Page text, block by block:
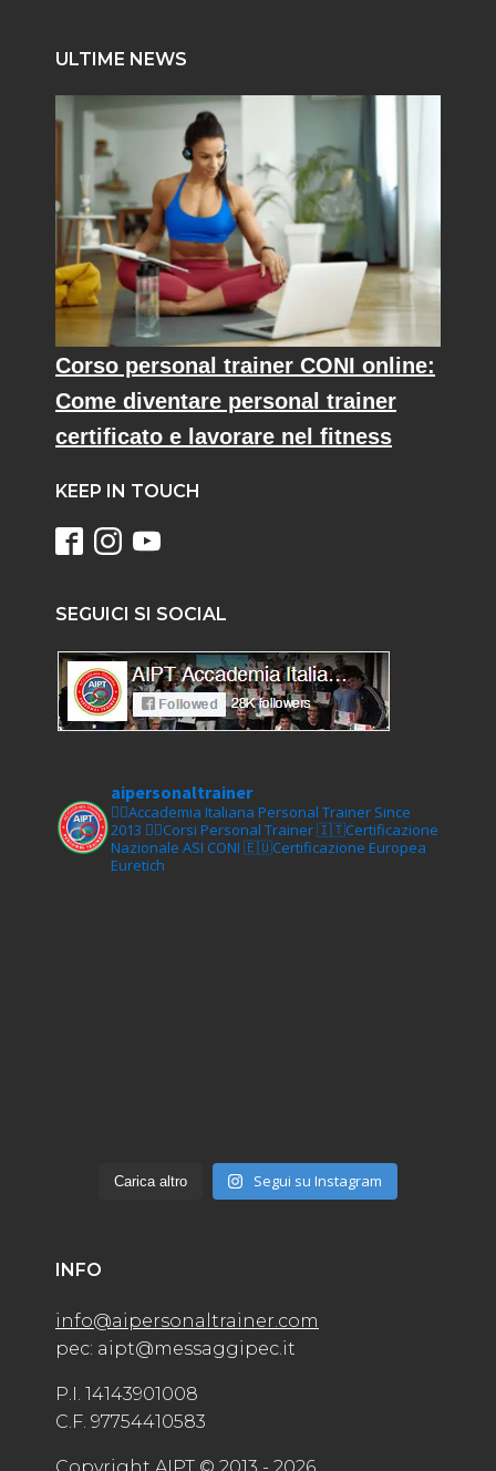
ULTIME NEWS
Corso personal trainer CONI online:
Come diventare personal trainer
certificato e lavorare nel fitness
KEEP IN TOUCH
SEGUICI SI SOCIAL
aipersonaltrainer
🏋‍♀️Accademia Italiana Personal Trainer Since
2013 🏋‍♂️Corsi Personal Trainer🇮🇹Certificazione
Nazionale ASI CONI 🇪🇺Certificazione Europea
Euretich
Carica altro Segui su Instagram
INFO
info@aipersonaltrainer.com
pec: aipt@messaggipec.it
P.I. 14143901008
C.F. 97754410583